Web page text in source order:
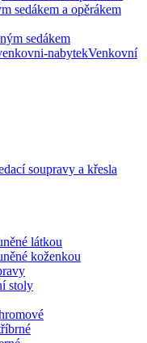
sedákem a opěrákem
sedákem
Venkovní
soupravy a křesla
látkou
koženkou
stoly